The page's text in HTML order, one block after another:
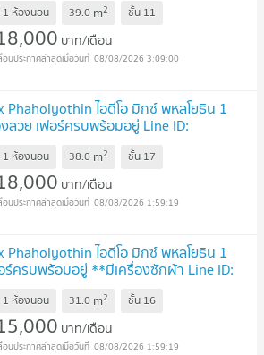
1 ห้องนอน 39.0 m2 ชั้น 11
บาท/เดือน
08/08/2026 3:09:00
Phaholyothin ไอดีโอ มิกซ์ พหลโยธิน 1
วย เฟอร์ครบพร้อมอยู่ Line ID:
1 ห้องนอน 38.0 m2 ชั้น 17
บาท/เดือน
08/08/2026 1:59:19
Phaholyothin ไอดีโอ มิกซ์ พหลโยธิน 1
ครบพร้อมอยู่ **มีเครื่องซักผ้า Line ID:
1 ห้องนอน 31.0 m2 ชั้น 16
บาท/เดือน
08/08/2026 1:59:19